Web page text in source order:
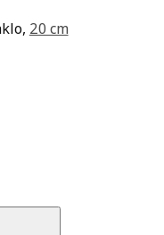
20 cm
5 zvjezdica. Ukupno